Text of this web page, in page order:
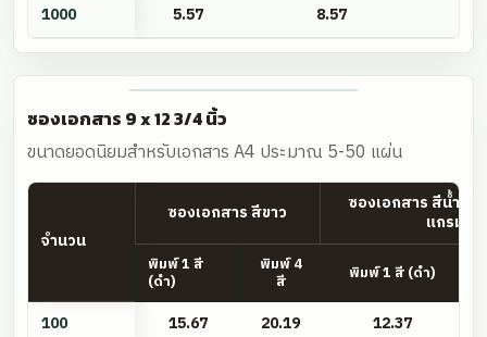
1000
5.57 8.57
ซองเอกสาร 9 x 12 3/4 นิ้ว
ขนาดยอดนิยมสำหรับเอกสาร A4 ประมาณ 5-50 แผ่น
ซอง
จำนวน
ซองเอกสาร สีขาว ซองเอกสาร สีน้ำตา
แกรม
พิมพ์ 1 สี
(ดำ)
พิมพ์ 4
สี พิมพ์ 1 สี (ดำ)
100 15.67 20.19
12.37